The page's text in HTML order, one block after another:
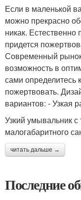
Если в маленькой
можно прекрасно
никак. Естественно
придется
Современный
возможность в
сами
пожертвовать.
вариантов: - Узкая
Узкий умывальник
малогабаритного
читать дальше →
Последние